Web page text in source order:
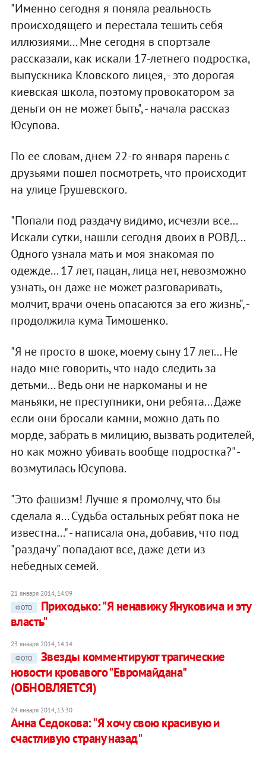
"Именно сегодня я поняла реальность
происходящего и перестала тешить себя
иллюзиями... Мне сегодня в спортзале
рассказали, как искали 17-летнего подростка,
выпускника Кловского лицея, - это дорогая
киевская школа, поэтому провокатором за
деньги он не может быть", - начала рассказ
Юсупова.
По ее словам, днем 22-го января парень с
друзьями пошел посмотреть, что происходит
на улице Грушевского.
"Попали под раздачу видимо, исчезли все...
Искали сутки, нашли сегодня двоих в РОВД...
Одного узнала мать и моя знакомая по
одежде... 17 лет, пацан, лица нет, невозможно
узнать, он даже не может разговаривать,
молчит, врачи очень опасаются за его жизнь", -
продолжила кума Тимошенко.
"Я не просто в шоке, моему сыну 17 лет... Не
надо мне говорить, что надо следить за
детьми... Ведь они не наркоманы и не
маньяки, не преступники, они ребята... Даже
если они бросали камни, можно дать по
морде, забрать в милицию, вызвать родителей,
но как можно убивать вообще подростка?" -
возмутилась Юсупова.
"Это фашизм! Лучше я промолчу, что бы
сделала я... Судьба остальных ребят пока не
известна..." - написала она, добавив, что под
"раздачу" попадают все, даже дети из
небедных семей.
21 января 2014, 14:09
ФОТО
Приходько: "Я ненавижу Януковича и эту
власть"
23 января 2014, 14:14
ФОТО
​Звезды комментируют трагические
новости кровавого "Евромайдана"
(ОБНОВЛЯЕТСЯ)
24 января 2014, 13:30
Анна Седокова: "Я хочу свою красивую и
счастливую страну назад"